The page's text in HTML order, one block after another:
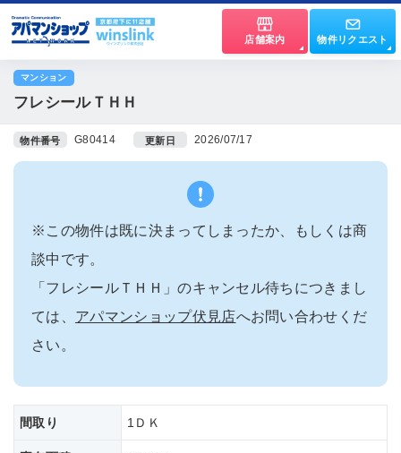
店舗案内 物件リクエスト
マンション
フレシールＴＨＨ
物件番号 G80414 更新日 2026/07/17
※この物件は既に決まってしまったか、もしくは商
談中です。
「フレシールＴＨＨ」のキャンセル待ちにつきまし
ては、 アパマンショップ伏見店へお問い合わせくだ
さい。
間取り 1ＤＫ